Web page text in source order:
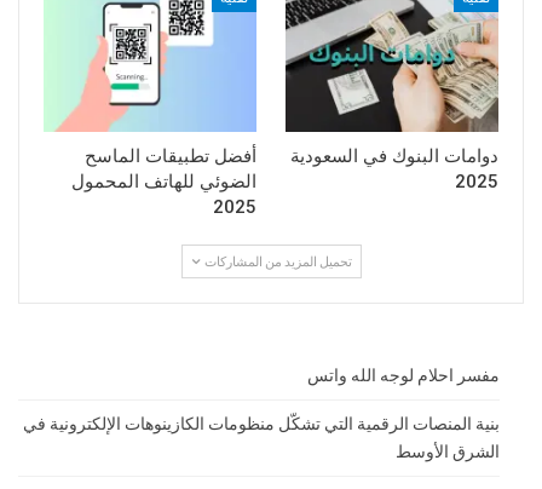
دوامات البنوك في السعودية
2025
أفضل تطبيقات الماسح
الضوئي للهاتف المحمول
2025
تحميل المزيد من المشاركات
مفسر احلام لوجه الله واتس
بنية المنصات الرقمية التي تشكّل منظومات الكازينوهات الإلكترونية في
الشرق الأوسط